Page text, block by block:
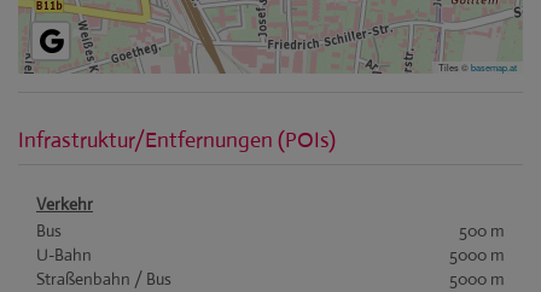
Tiles ©basemap.at
Infrastruktur/Entfernungen (POIs)
Verkehr
Bus
500 m
U-Bahn
5000 m
Straßenbahn / Bus
5000 m